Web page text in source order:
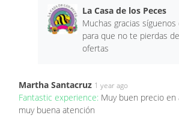
La Casa de los Peces
Muchas gracias
para que no te pierdas
ofertas
Martha Santacruz 1 year ago
Fantastic experience: Muy buen precio en
muy buena atención